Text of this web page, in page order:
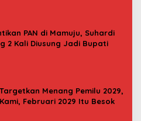
PAN di Mamuju, Suhardi
2 Kali Diusung Jadi Bupati
Menang Pemilu 2029,
Februari 2029 Itu Besok